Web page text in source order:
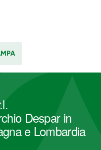
Despar in
e Lombardia